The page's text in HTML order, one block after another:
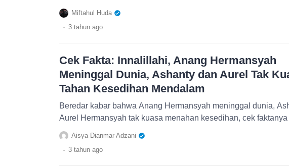
Miftahul Huda
. 3 tahun ago
Cek Fakta: Innalillahi, Anang Hermansyah
Meninggal Dunia, Ashanty dan Aurel Tak
Tahan Kesedihan Mendalam
Beredar kabar bahwa Anang Hermansyah meninggal dunia,
Aurel Hermansyah tak kuasa menahan kesedihan, cek
Aisya Dianmar Adzani
. 3 tahun ago